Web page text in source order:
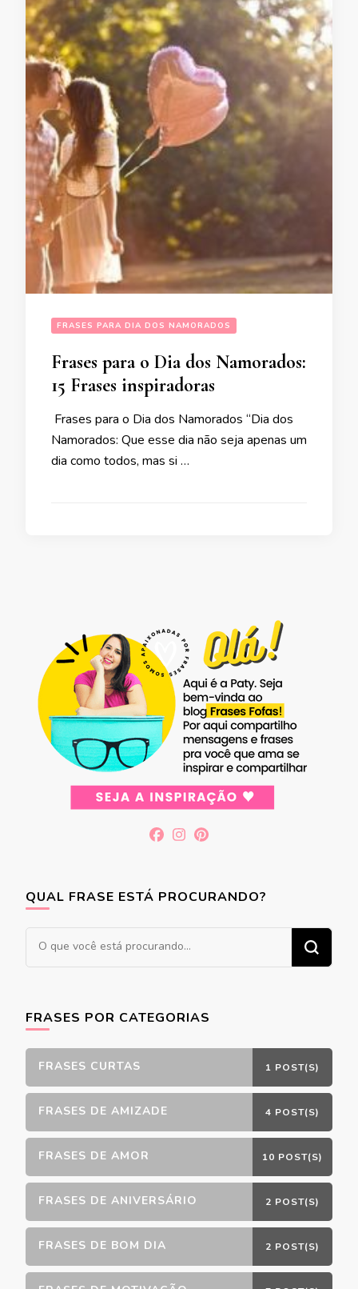
FRASES PARA DIA DOS NAMORADOS
Frases para o Dia dos Namorados:
15 Frases inspiradoras
Frases para o Dia dos Namorados “Dia dos
Namorados: Que esse dia não seja apenas um
dia como todos, mas si …
QUAL FRASE ESTÁ PROCURANDO?
Procurando
algo?
FRASES POR CATEGORIAS
FRASES CURTAS 1 POST(S)
FRASES DE AMIZADE 4 POST(S)
FRASES DE AMOR 10 POST(S)
FRASES DE ANIVERSÁRIO 2 POST(S)
FRASES DE BOM DIA 2 POST(S)